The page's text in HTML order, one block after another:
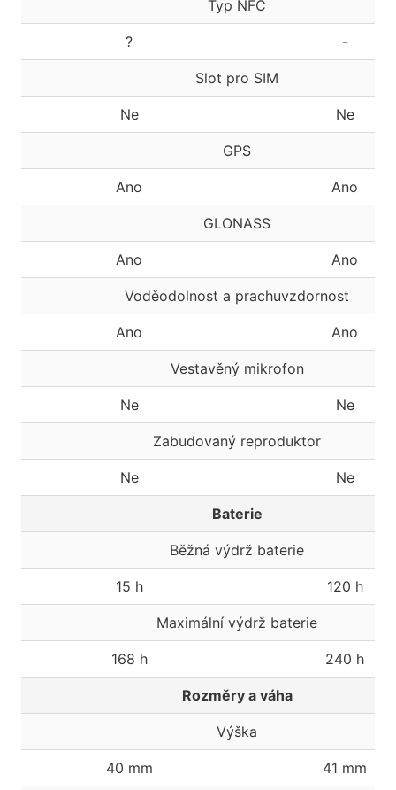
Typ NFC
? -
Slot pro SIM
Ne Ne
GPS
Ano Ano
GLONASS
Ano Ano
Voděodolnost a prachuvzdornost
Ano Ano
Vestavěný mikrofon
Ne Ne
Zabudovaný reproduktor
Ne Ne
Baterie
Běžná výdrž baterie
15 h 120 h
Maximální výdrž baterie
168 h 240 h
Rozměry a váha
Výška
40 mm 41 mm